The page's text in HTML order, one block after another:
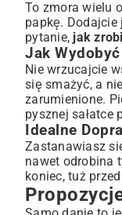
To zmora wielu
papkę. Dodajcie
pytanie, jak
Jak
Nie wrzucajcie
się smażyć, a
zarumienione.
pysznej sałatce
Idealne
Zastanawiasz
nawet odrobina
koniec, tuż